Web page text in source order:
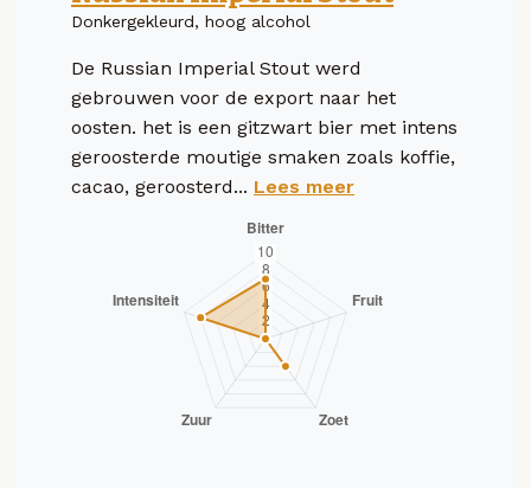
Donkergekleurd, hoog alcohol
De Russian Imperial Stout werd
gebrouwen voor de export naar het
oosten. het is een gitzwart bier met intens
geroosterde moutige smaken zoals koffie,
cacao, geroosterd... Lees meer